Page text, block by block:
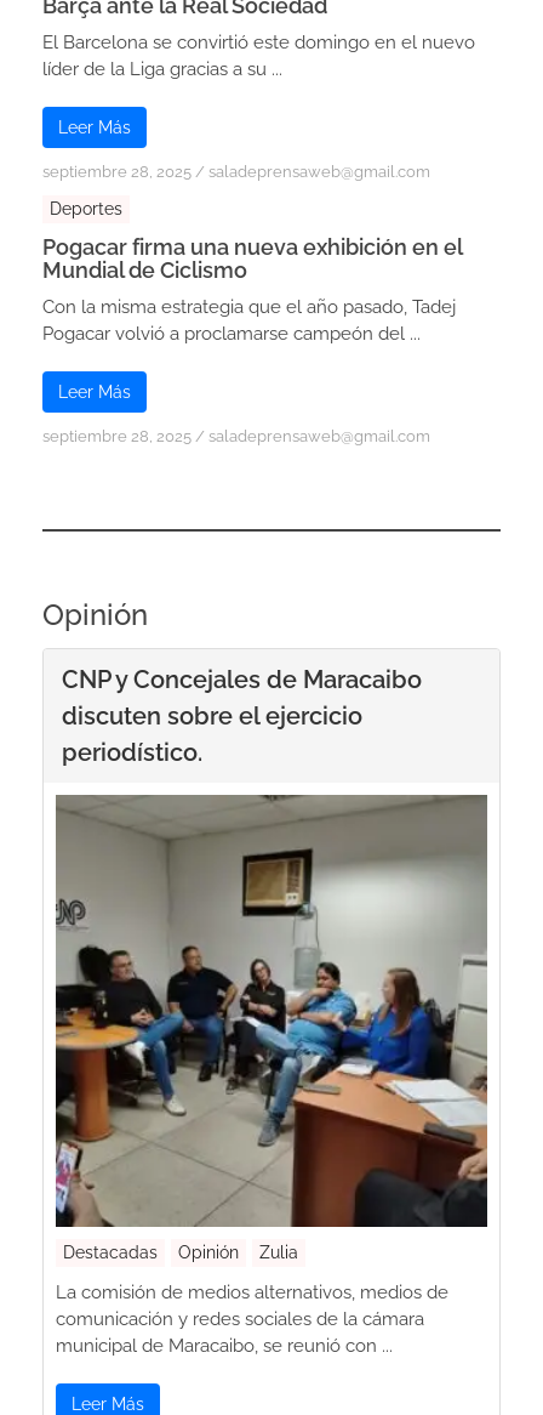
Barça ante la Real Sociedad
El Barcelona se convirtió este domingo en el nuevo
líder de la Liga gracias a su ...
Leer Más
septiembre 28, 2025 / saladeprensaweb@gmail.com
Deportes
Pogacar firma una nueva exhibición en el
Mundial de Ciclismo
Con la misma estrategia que el año pasado, Tadej
Pogacar volvió a proclamarse campeón del ...
Leer Más
septiembre 28, 2025 / saladeprensaweb@gmail.com
Opinión
CNP y Concejales de Maracaibo
discuten sobre el ejercicio
periodístico.
Destacadas Opinión Zulia
La comisión de medios alternativos, medios de
comunicación y redes sociales de la cámara
municipal de Maracaibo, se reunió con ...
Leer Más